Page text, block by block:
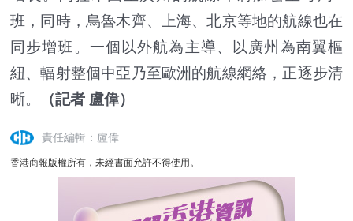
班，同時，烏魯木齊、上海、北京等地的航線也在
同步增班。一個以外航為主導、以廣州為南翼樞
紐、輻射整個中亞乃至歐洲的航線網絡，正逐步清
晰。
（記者 盧偉）
責任編輯：盧偉
香港商報版權所有，未經書面允許不得使用。